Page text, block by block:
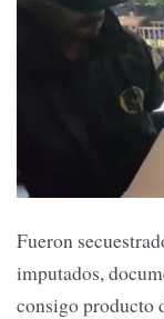
Fueron
imputados,
consigo producto